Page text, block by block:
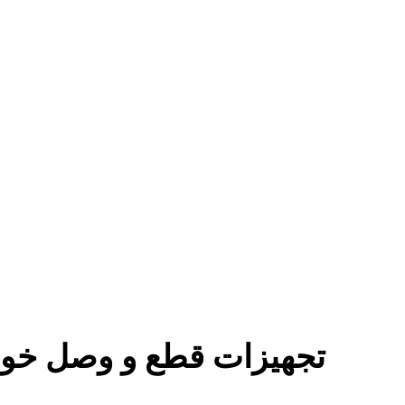
تجهیزات قطع و وصل